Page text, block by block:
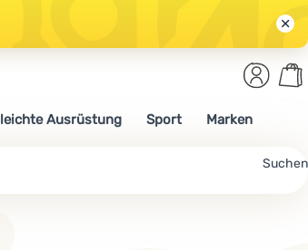
Suchen
Anmelden
Ausrüstung Sport Marken